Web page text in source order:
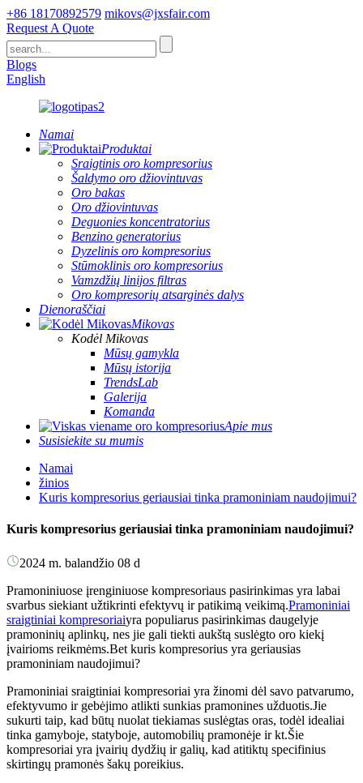
+86 18170892579 mikovs@jxsfair.com
Request A Quote
Blogs
English
Namai
Produktai
Sraigtinis oro kompresorius
Šaldymo oro džiovintuvas
Oro bakas
Oro džiovintuvas
Deguonies koncentratorius
Benzino generatorius
Dyzelinis oro kompresorius
Stūmoklinis oro kompresorius
Vamzdžių linijos filtras
Oro kompresorių atsarginės dalys
Dienoraščiai
Mikovas
Kodėl Mikovas
Mūsų gamykla
Mūsų istorija
TrendsLab
Galerija
Komanda
Apie mus
Susisiekite su mumis
Namai
žinios
Kuris kompresorius geriausiai tinka pramoniniam naudojimui?
Kuris kompresorius geriausiai tinka pramoniniam naudojimui?
2024 m. balandžio 08 d
Pramoniniuose įrenginiuose kompresoriaus pasirinkimas yra labai
svarbus siekiant užtikrinti efektyvų ir patikimą veikimą.Pramoniniai
sraigtiniai kompresoriaiyra populiarus pasirinkimas daugelyje
pramoninių aplinkų, nes jie gali tiekti aukštą suslėgto oro kiekį
įvairioms reikmėms.Bet kuris kompresorius yra geriausias
pramoniniam naudojimui?
Pramoniniai sraigtiniai kompresoriai yra žinomi dėl savo patvarumo,
efektyvumo ir gebėjimo atlikti sunkias pramonines užduotis.Jie
sukurti taip, kad būtų nuolat tiekiamas suslėgtas oras, todėl idealiai
tinka gamyboje, statyboje, automobilių pramonėje ir kt.Šie
kompresoriai yra įvairių dydžių ir galių, kad atitiktų specifinius
skirtingų pramonės šakų poreikius.